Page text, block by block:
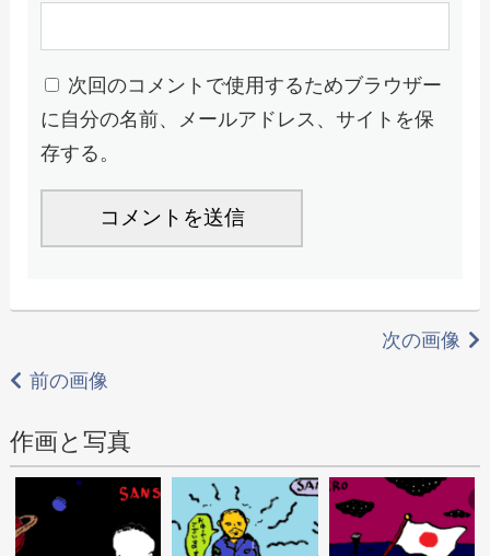
次回のコメントで使用するためブラウザー
に自分の名前、メールアドレス、サイトを保
存する。
次の画像
前の画像
作画と写真